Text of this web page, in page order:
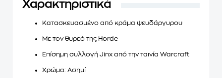
Χαρακτηριστικά
Κατασκευασμένο από κράμα ψευδάργυρου
Με τον θυρεό της Horde
Επίσημη συλλογή Jinx από την ταινία Warcraft
Χρώμα: Ασημί